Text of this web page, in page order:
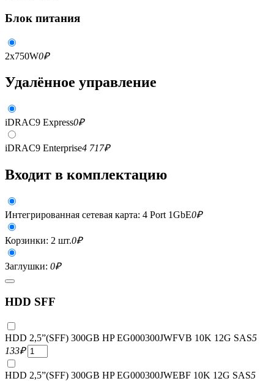
Блок питания
2x750W0₽
Удалённое управление
iDRAC9 Express0₽
iDRAC9 Enterprise4 717₽
Входит в комплектацию
Интегрированная сетевая карта: 4 Port 1GbE0₽
Корзинки: 2 шт.0₽
Заглушки: 0₽
HDD SFF
HDD 2,5”(SFF) 300GB HP EG000300JWFVB 10K 12G SAS5
133₽
HDD 2,5”(SFF) 300GB HP EG000300JWEBF 10K 12G SAS5